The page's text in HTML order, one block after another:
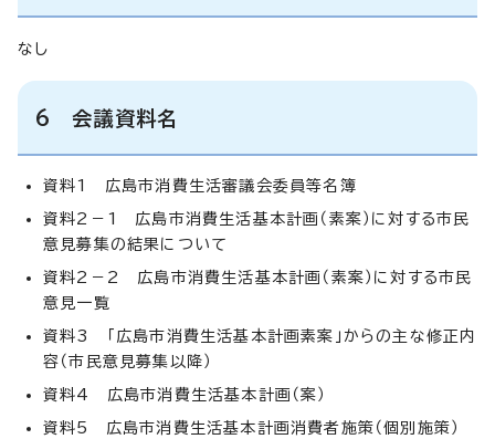
なし
6 会議資料名
資料1 広島市消費生活審議会委員等名簿
資料2－1 広島市消費生活基本計画（素案）に対する市民
意見募集の結果について
資料2－2 広島市消費生活基本計画（素案）に対する市民
意見一覧
資料3 「広島市消費生活基本計画素案」からの主な修正内
容（市民意見募集以降）
資料4 広島市消費生活基本計画（案）
資料5 広島市消費生活基本計画消費者施策（個別施策）